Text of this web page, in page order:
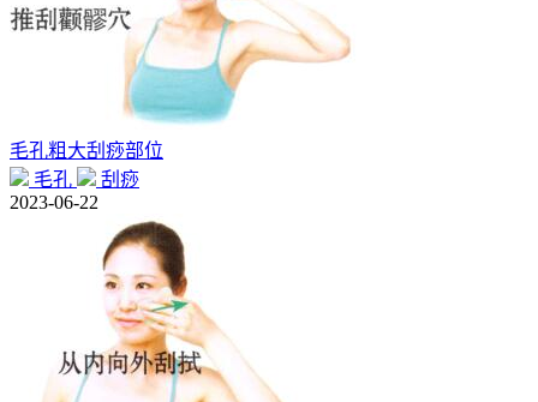
毛孔粗大刮痧部位
毛孔
刮痧
2023-06-22